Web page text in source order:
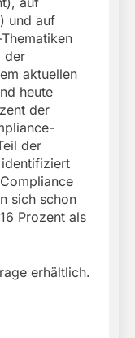
und auf
der
aktuellen
heute
der
der
sich schon
Prozent als
erhältlich.